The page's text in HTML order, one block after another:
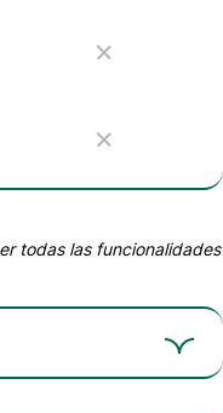
acelera el
todas las funcionalidades